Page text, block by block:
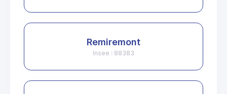
Remiremont
Insee : 88383